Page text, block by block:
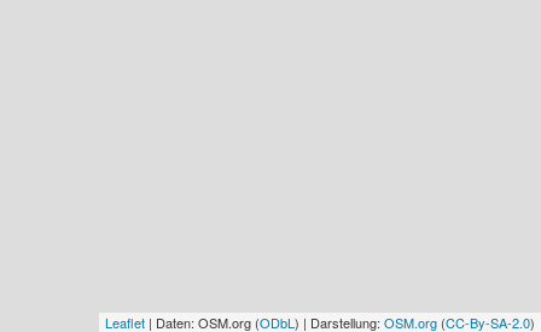
Leaflet | Daten: OSM.org (ODbL ) | Darstellung: OSM.org (CC-By-SA-2.0)